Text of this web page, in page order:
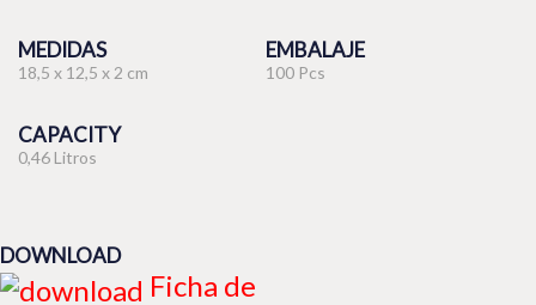
MEDIDAS
18,5 x 12,5 x 2 cm
EMBALAJE
100 Pcs
CAPACITY
0,46 Litros
DOWNLOAD
Ficha de